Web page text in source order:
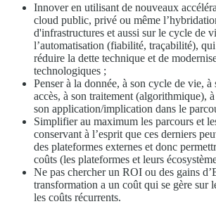
Innover en utilisant de nouveaux
cloud public, privé ou même
d'infrastructures et aussi sur le cycle de
l’automatisation (fiabilité, traçabilité),
réduire la dette technique et de
technologiques ;
Penser à la donnée, à son cycle de vie, à
accès, à son traitement (algorithmique),
son application/implication dans le
Simplifier au maximum les parcours et
conservant à l’esprit que ces derniers
des plateformes externes et donc
coûts (les plateformes et leurs
Ne pas chercher un ROI ou des gains
transformation a un coût qui se gère sur
les coûts récurrents.